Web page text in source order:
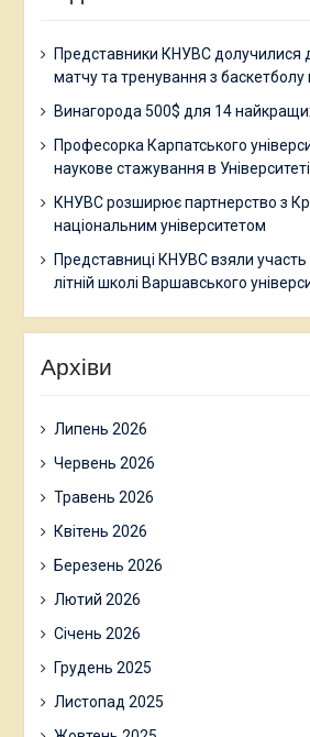
Представники КНУВС долучилися
матчу та тренування з баскетболу
Винагорода 500$ для 14
Професорка Карпатського
наукове стажування в
КНУВС розширює партнерство з
національним університетом
Представниці КНУВС взяли участь
літній школі Варшавського
Архіви
Липень 2026
Червень 2026
Травень 2026
Квітень 2026
Березень 2026
Лютий 2026
Січень 2026
Грудень 2025
Листопад 2025